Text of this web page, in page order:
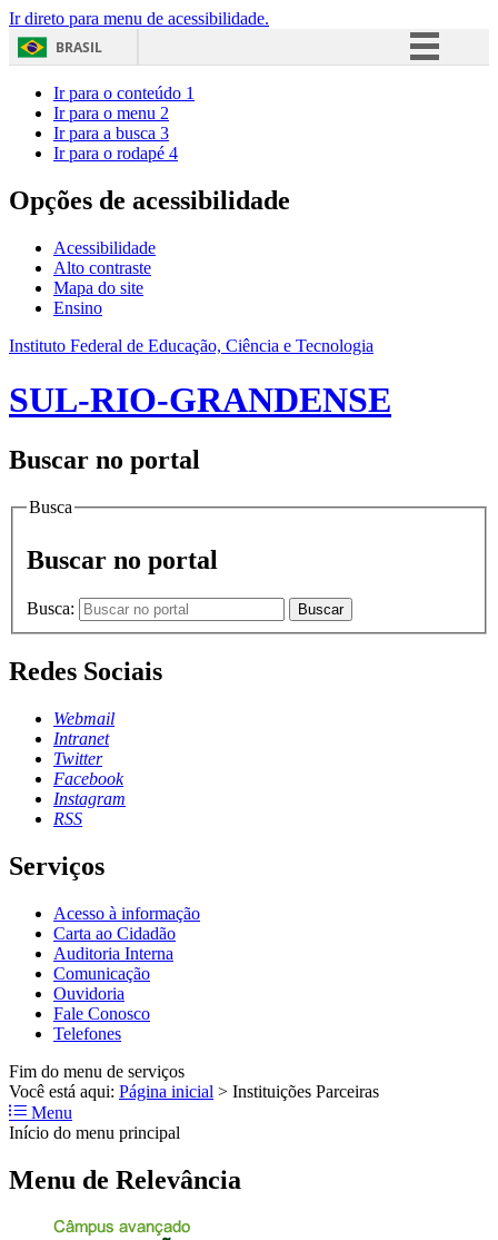
Ir direto para menu de acessibilidade.
BRASIL
Acesso à informação
Ir para o conteúdo 1
Ir para o menu 2
Ir para a busca 3
Ir para o rodapé 4
Opções de acessibilidade
Acessibilidade
Alto contraste
Mapa do site
Ensino
Instituto Federal de Educação, Ciência e Tecnologia
SUL-RIO-GRANDENSE
Buscar no portal
Busca
Buscar no portal
Busca: Buscar
Redes Sociais
Webmail
Intranet
Twitter
Facebook
Instagram
RSS
Serviços
Acesso à informação
Carta ao Cidadão
Auditoria Interna
Comunicação
Ouvidoria
Fale Conosco
Telefones
Fim do menu de serviços
Você está aqui: Página inicial > Instituições Parceiras
Menu
Início do menu principal
Menu de Relevância